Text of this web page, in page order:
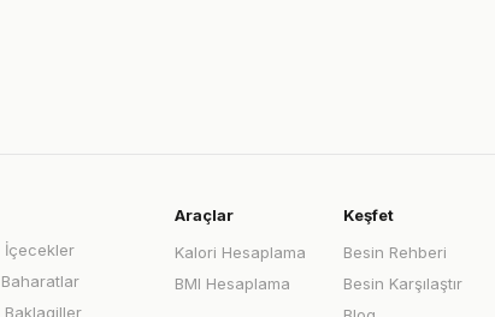
İçecekler
Baharatlar
Baklagiller
Araçlar
Kalori Hesaplama
BMI Hesaplama
Keşfet
Besin Rehberi
Besin Karşılaştır